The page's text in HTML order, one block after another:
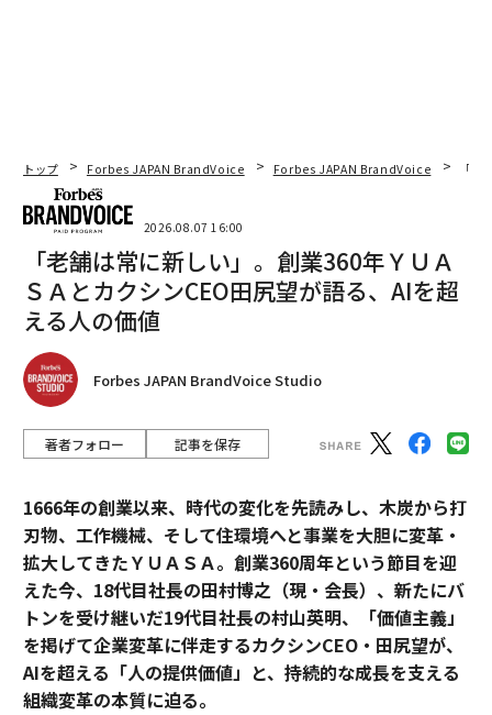
トップ Forbes JAPAN BrandVoice Forbes JAPAN BrandVoice 「
2026.08.07 16:00
「老舗は常に新しい」。創業360年ＹＵＡ
ＳＡとカクシンCEO田尻望が語る、AIを超
える人の価値
Forbes JAPAN BrandVoice Studio
著者フォロー 記事を保存
1666年の創業以来、時代の変化を先読みし、木炭から打
刃物、工作機械、そして住環境へと事業を大胆に変革・
拡大してきたＹＵＡＳＡ。創業360周年という節目を迎
えた今、18代目社長の田村博之（現・会長）、新たにバ
トンを受け継いだ19代目社長の村山英明、「価値主義」
を掲げて企業変革に伴走するカクシンCEO・田尻望が、
AIを超える「人の提供価値」と、持続的な成長を支える
組織変革の本質に迫る。